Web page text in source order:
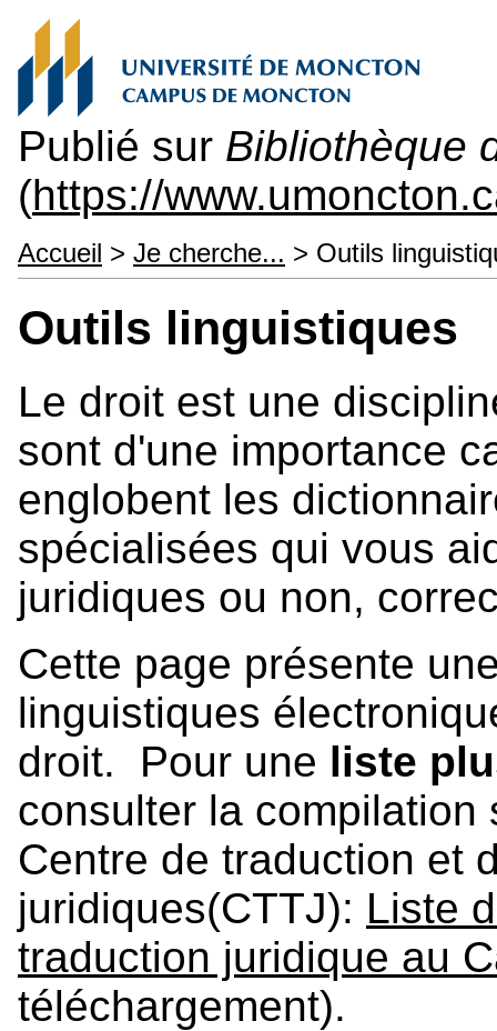
Publié sur Bibliothèque
(https://
Accueil > Je cherche... > Outils
Outils linguistiques
Le droit est une
sont d'une importance
englobent les
spécialisées qui vous
juridiques ou non,
Cette page présente
linguistiques
droit. Pour une liste
consulter la
Centre de traduction et
juridiques(CTTJ): Liste
traduction juridique au
téléchargement).